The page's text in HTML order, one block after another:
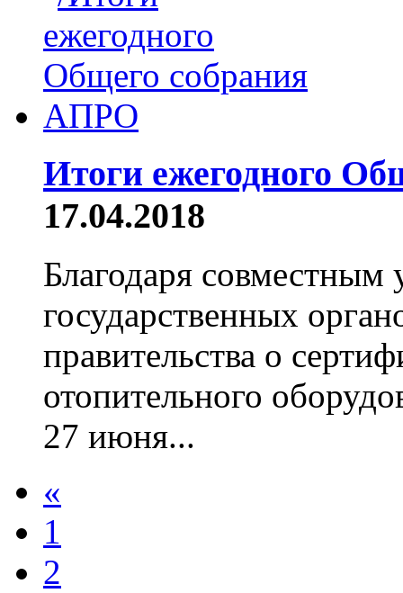
Итоги ежегодного
17.04.2018
Благодаря
государственных
правительства о
отопительного
27 июня...
«
1
2